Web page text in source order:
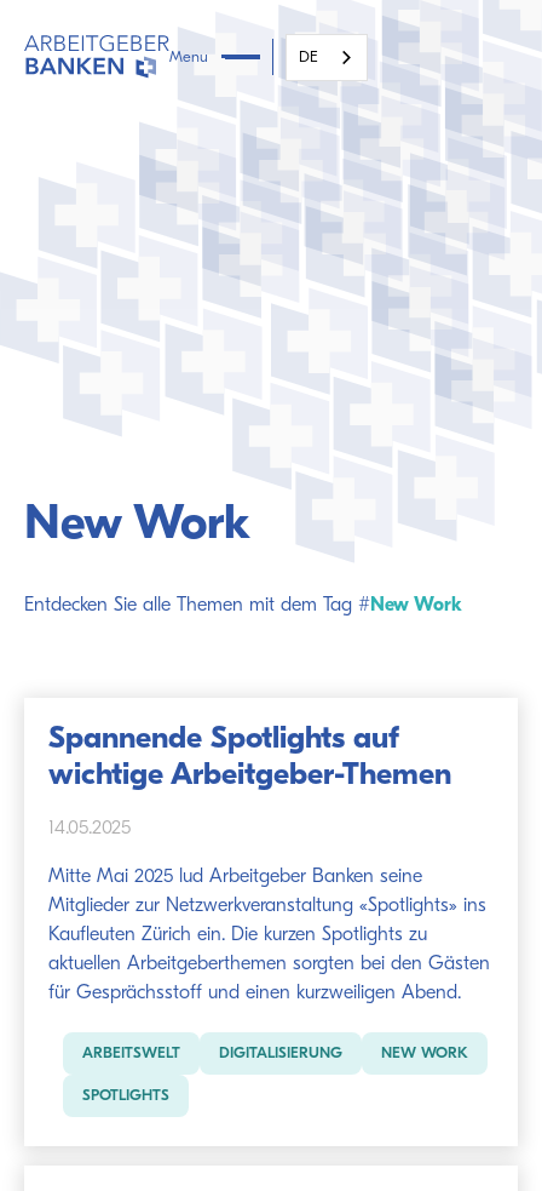
Menu DE
New Work
Entdecken Sie alle Themen mit dem Tag #New Work
Spannende Spotlights auf
wichtige Arbeitgeber-Themen
14.05.2025
Mitte Mai 2025 lud Arbeitgeber Banken seine
Mitglieder zur Netzwerkveranstaltung «Spotlights» ins
Kaufleuten Zürich ein. Die kurzen Spotlights zu
aktuellen Arbeitgeberthemen sorgten bei den Gästen
für Gesprächsstoff und einen kurzweiligen Abend.
ARBEITSWELT DIGITALISIERUNG NEW WORK
SPOTLIGHTS